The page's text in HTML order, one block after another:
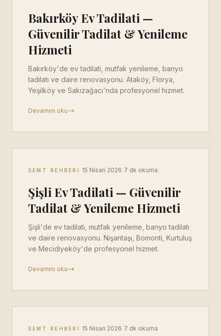
Bakırköy Ev Tadilati —
Güvenilir Tadilat & Yenileme
Hizmeti
Bakırköy'de ev tadilati, mutfak yenileme, banyo
tadilatı ve daire renovasyonu. Ataköy, Florya,
Yeşilköy ve Sakızağacı'nda profesyonel hizmet.
Devamını oku
SEMT REHBERI 15 Nisan 2026 7 dk okuma
Şişli Ev Tadilati — Güvenilir
Tadilat & Yenileme Hizmeti
Şişli'de ev tadilati, mutfak yenileme, banyo tadilatı
ve daire renovasyonu. Nişantaşı, Bomonti, Kurtuluş
ve Mecidiyeköy'de profesyonel hizmet.
Devamını oku
SEMT REHBERI 15 Nisan 2026 7 dk okuma